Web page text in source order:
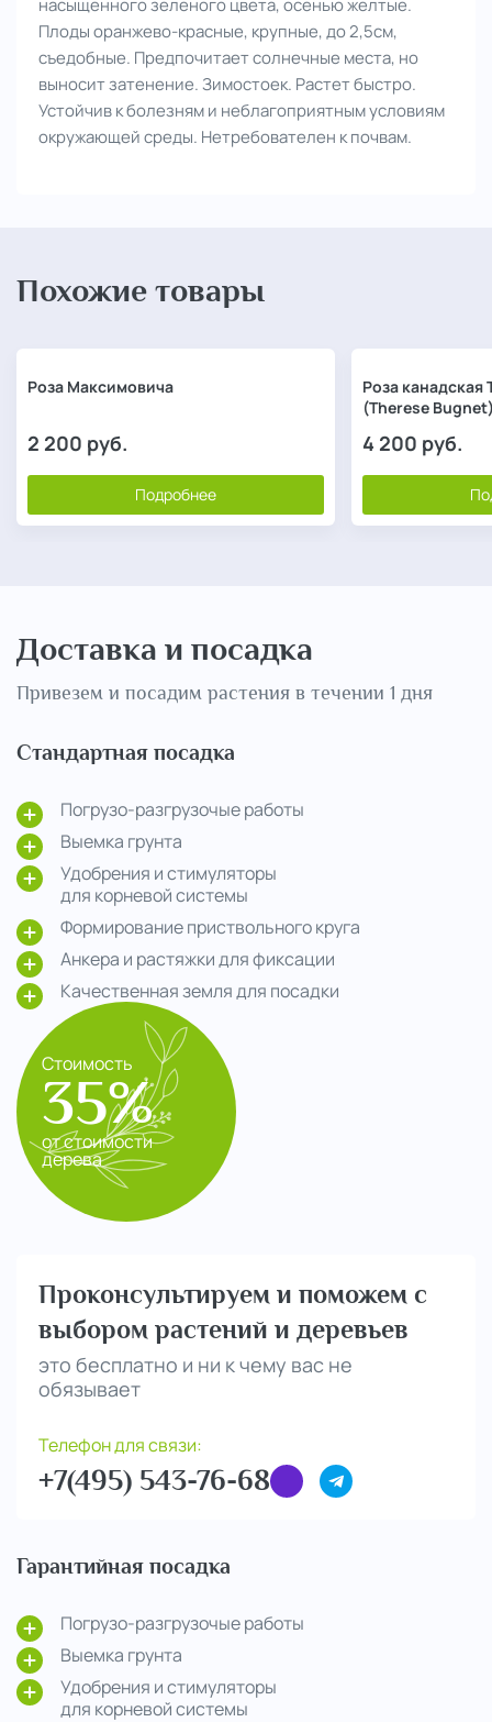
Плоды оранжево-красные, крупные, до 2,5см,
съедобные. Предпочитает солнечные места, но
выносит затенение. Зимостоек. Растет быстро.
Устойчив к болезням и неблагоприятным условиям
окружающей среды. Нетребователен к почвам.
Похожие товары
Роза Максимовича
2 200 руб.
Подробнее
Роза канадская
(Therese
4 200 руб.
Доставка и посадка
Привезем и посадим растения в течении 1 дня
Стандартная посадка
Погрузо-разгрузочые работы
Выемка грунта
Удобрения и стимуляторы
для корневой системы
Формирование приствольного круга
Анкера и растяжки для фиксации
Качественная земля для посадки
Стоимость
35%
от стоимости
дерева
Проконсультируем и поможем с
выбором растений и деревьев
это бесплатно и ни к чему вас не
обязывает
Телефон для связи:
+7(495) 543-76-68
Гарантийная посадка
Погрузо-разгрузочые работы
Выемка грунта
Удобрения и стимуляторы
для корневой системы